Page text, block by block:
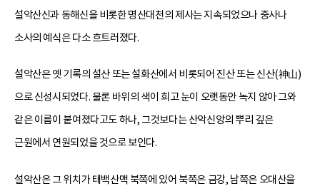
설악산신과 동해신을 비롯한 명산대천의 제사는 지속되었으나 중사나
소사의 예식은 다소 흐트러졌다.
설악산은 옛 기록의 설산 또는 설화산에서 비롯되어 진산 또는 신산(神山)
으로 신성시되었다. 물론 바위의 색이 희고 눈이 오랫동안 녹지 않아 그와
같은 이름이 붙여졌다고도 하나, 그것보다는 산악신앙의 뿌리 깊은
근원에서 연원되었을 것으로 보인다.
설악산은 그 위치가 태백산맥 북쪽에 있어 북쪽은 금강, 남쪽은 오대산을